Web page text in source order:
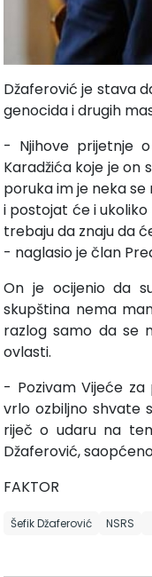
Džaferović je stava
genocida i drugih
- Njihove prijetnje
Karadžića koje je on
poruka im je neka
i postojat će i
trebaju da znaju da
- naglasio je član
On je ocijenio da
skupština nema
razlog samo da se
ovlasti.
- Pozivam Vijeće
vrlo ozbiljno shvate
riječ o udaru na
Džaferović,
FAKTOR
Šefik Džaferović NSRS